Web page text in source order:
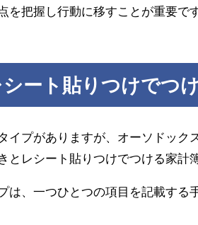
を把握し行動に移すことが重要です
ート貼りつけでつ
イプがありますが、オーソドック
とレシート貼りつけでつける家計
は、一つひとつの項目を記載する